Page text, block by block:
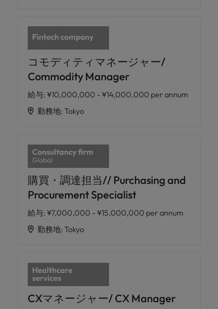
コモディティマネージャー/
Commodity Manager
給与: ¥10,000,000 - ¥14,000,000 per annum
勤務地: Tokyo
購買・調達担当// Purchasing and
Procurement Specialist
給与: ¥7,000,000 - ¥15,000,000 per annum
勤務地: Tokyo
CXマネージャー/ CX Manager